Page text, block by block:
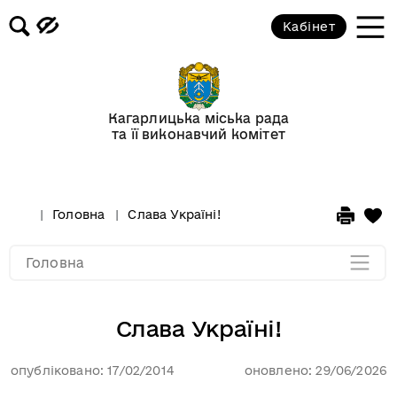
Кагарлицька міська рада
та її виконавчий комітет
Кабінет
Головна Слава Україні!
Слава Україні!
опубліковано: 17/02/2014 оновлено: 29/06/2026
Головна